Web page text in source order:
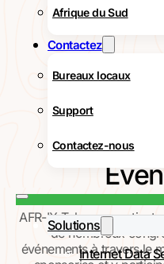
Afrique du Sud
Contactez
Bureaux locaux
Support
Contactez-nous
Solutions
Internet Data
AFR-IX Telecom soutient
de nombreux
événements à travers le